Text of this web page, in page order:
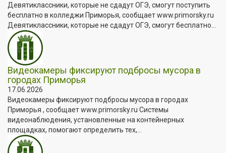
Девятиклассники, которые не сдадут ОГЭ, смогут поступить
бесплатно в колледжи Приморья, сообщает www.primorsky.ru
Девятиклассники, которые не сдадут ОГЭ, смогут бесплатно...
Видеокамеры фиксируют подбросы мусора в
городах Приморья
17.06.2026
Видеокамеры фиксируют подбросы мусора в городах
Приморья , сообщает www.primorsky.ru Системы
видеонаблюдения, установленные на контейнерных
площадках, помогают определить тех,...